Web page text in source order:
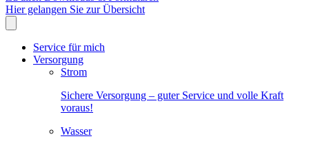
Hier gelangen Sie zur Übersicht
Service für mich
Versorgung
Strom
Sichere Versorgung – guter Service und volle Kraft
voraus!
Wasser